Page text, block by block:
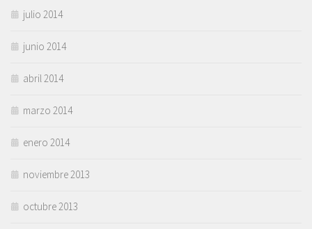
julio 2014
junio 2014
abril 2014
marzo 2014
enero 2014
noviembre 2013
octubre 2013